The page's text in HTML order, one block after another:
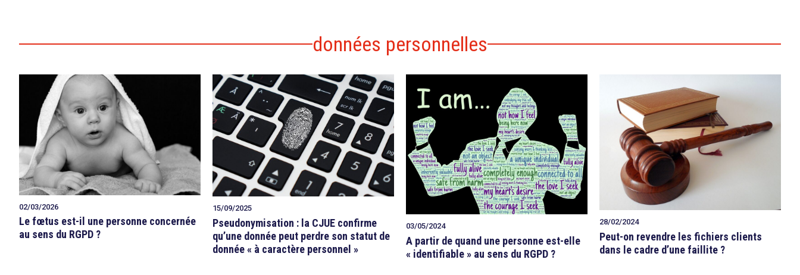
données personnelles
02/03/2026
Le fœtus est-il une personne concernée
au sens du RGPD ?
15/09/2025
Pseudonymisation : la CJUE confirme
qu’une donnée peut perdre son statut de
donnée « à caractère personnel »
03/05/2024
A partir de quand une personne est-elle
« identifiable » au sens du RGPD ?
28/02/2024
Peut-on revendre les fichiers clients
dans le cadre d’une faillite ?